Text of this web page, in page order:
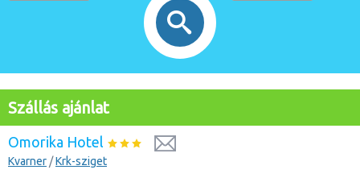
Szállás ajánlat
Omorika Hotel
Kvarner /Krk-sziget